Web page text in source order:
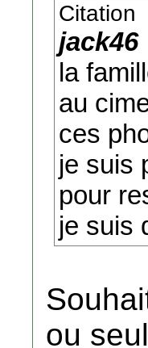
Citation
jack46
la
au
ces
je suis
pour
je suis
ou